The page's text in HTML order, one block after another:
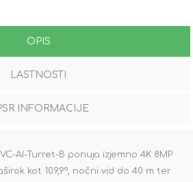
OPIS
LASTNOSTI
INFORMACIJE
AI-Turret-B ponuja izjemno 4K 8MP
kot 109,9°, nočni vid do 40 m ter